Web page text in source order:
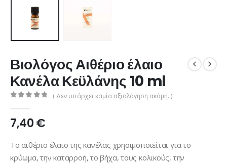
Βιολόγος Αιθέριο έλαιο
Κανέλα Κεϋλάνης 10 ml
( Δεν υπάρχει καμία αξιολόγηση ακόμη. )
7,40€
Το αιθέριο έλαιο της κανέλας χρησιμοποιείται για το
κρύωμα, την καταρροή, το βήχα, τους κολικούς, την